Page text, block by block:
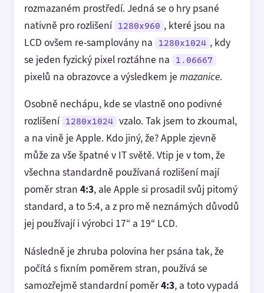
rozmazaném prostředí. Jedná se o hry psané
nativně pro rozlišení 1280x960 , které jsou na
LCD ovšem re-samplovány na
1280x1024 , kdy
se jeden fyzický pixel roztáhne na
1.06667
pixelů na obrazovce a výsledkem je mazanice.
Osobně nechápu, kde se vlastně ono podivné
rozlišení 1280x1024 vzalo. Tak jsem to zkoumal,
a na vině je Apple. Kdo jiný, že? Apple zjevně
může za vše špatné v IT světě. Vtip je v tom, že
všechna standardně používaná rozlišení mají
poměr stran 4:3, ale Apple si prosadil svůj pitomý
standard, a to 5:4, a z pro mě neznámých důvodů
jej používají i výrobci 17“ a 19“ LCD.
Následně je zhruba polovina her psána tak, že
počítá s fixním poměrem stran, používá se
samozřejmě standardní poměr4:3, a toto vypadá